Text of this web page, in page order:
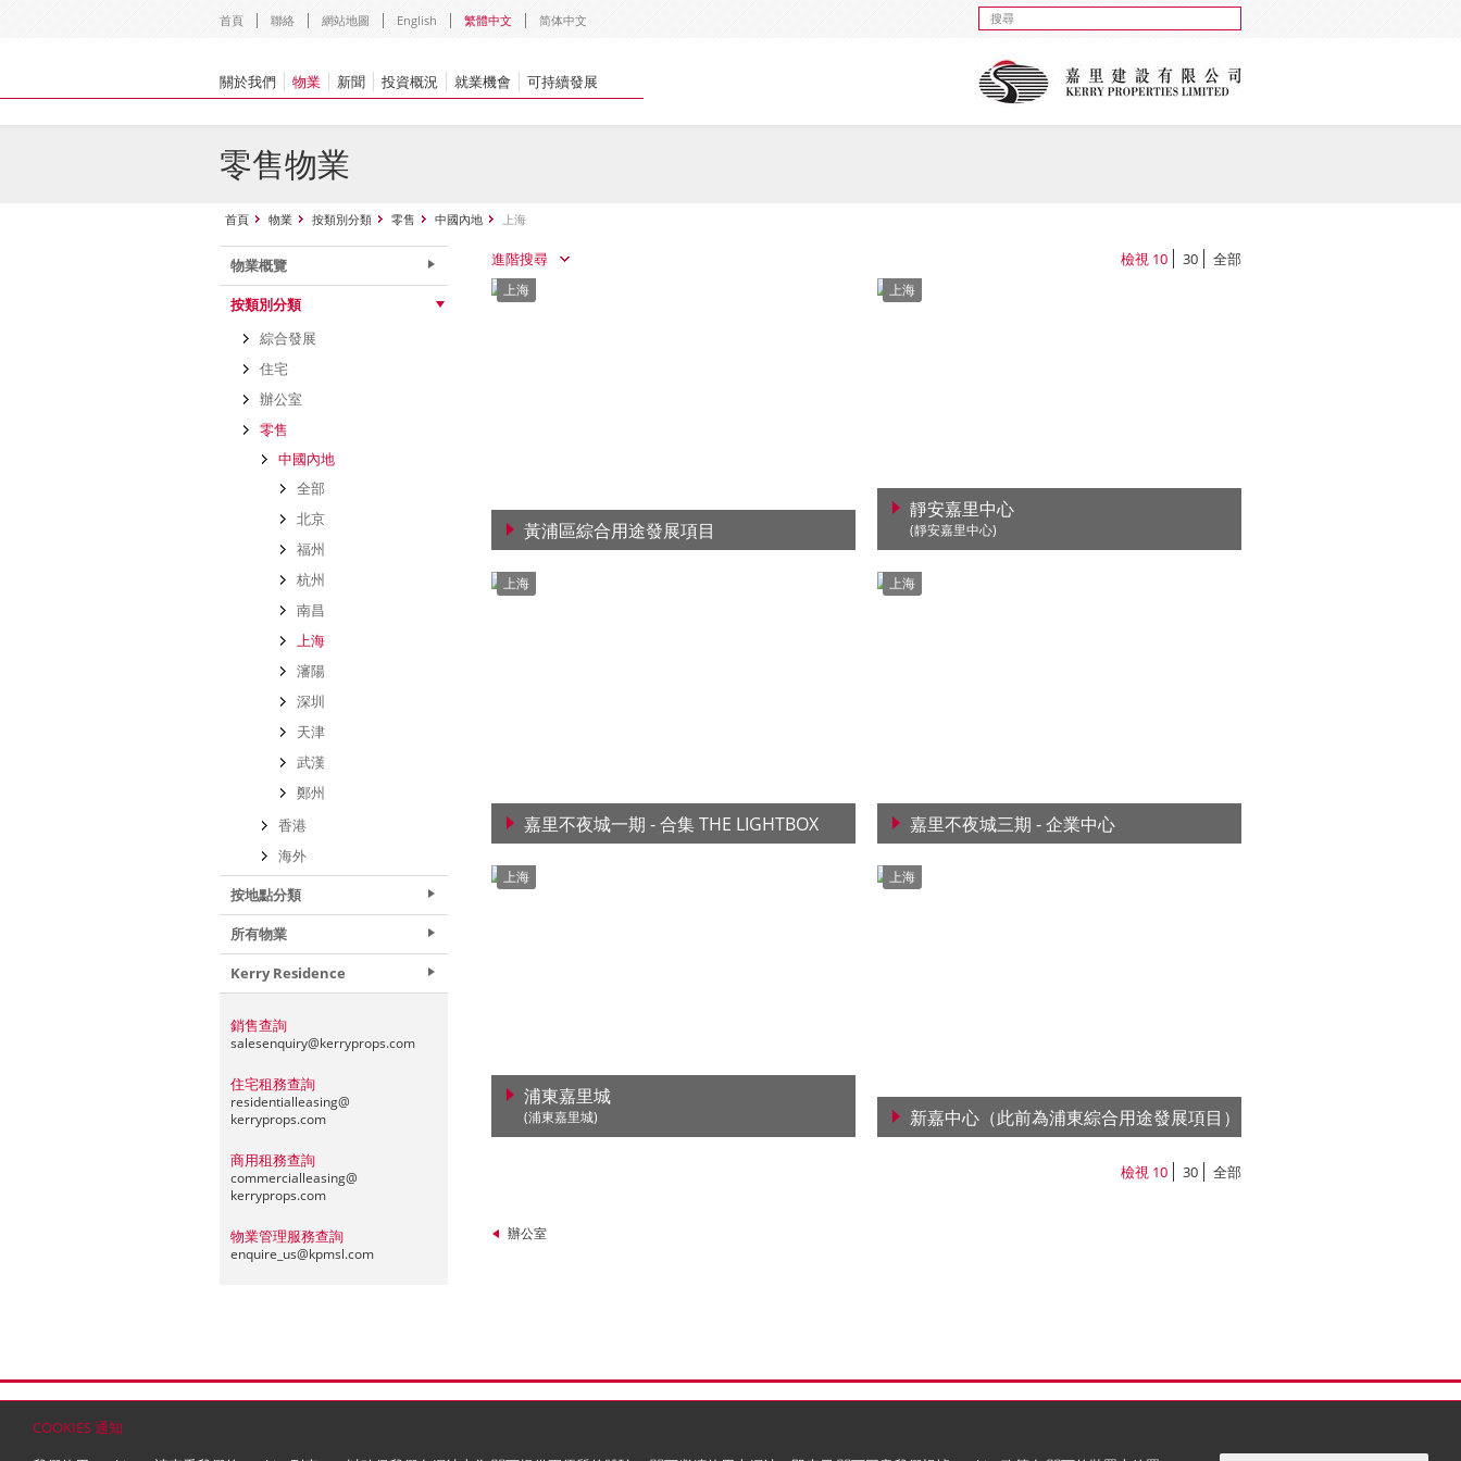
首頁 聯絡 網站地圖 English 繁體中文 简体中文
關於我們 物業 新聞 投資概況 就業機會 可持續發展
COOKIES 通知
零售物業
首頁 物業 按類別分類 零售 中國內地 上海
進階搜尋 檢視 10 30 全部
上海
黃浦區綜合用途發展項目
上海
靜安嘉里中心
(靜安嘉里中心)
上海
嘉里不夜城一期 - 合集 THE LIGHTBOX
上海
嘉里不夜城三期 - 企業中心
上海
浦東嘉里城
(浦東嘉里城)
上海
新嘉中心（此前為浦東綜合用途發展項目）
檢視 10 30 全部
辦公室
物業概覽
按類別分類
綜合發展
住宅
辦公室
零售
中國內地
全部
北京
福州
杭州
南昌
上海
瀋陽
深圳
天津
武漢
鄭州
香港
海外
按地點分類
所有物業
Kerry Residence
銷售查詢
salesenquiry@kerryprops.com
住宅租務查詢
residentialleasing@
kerryprops.com
商用租務查詢
commercialleasing@
kerryprops.com
物業管理服務查詢
enquire_us@kpmsl.com